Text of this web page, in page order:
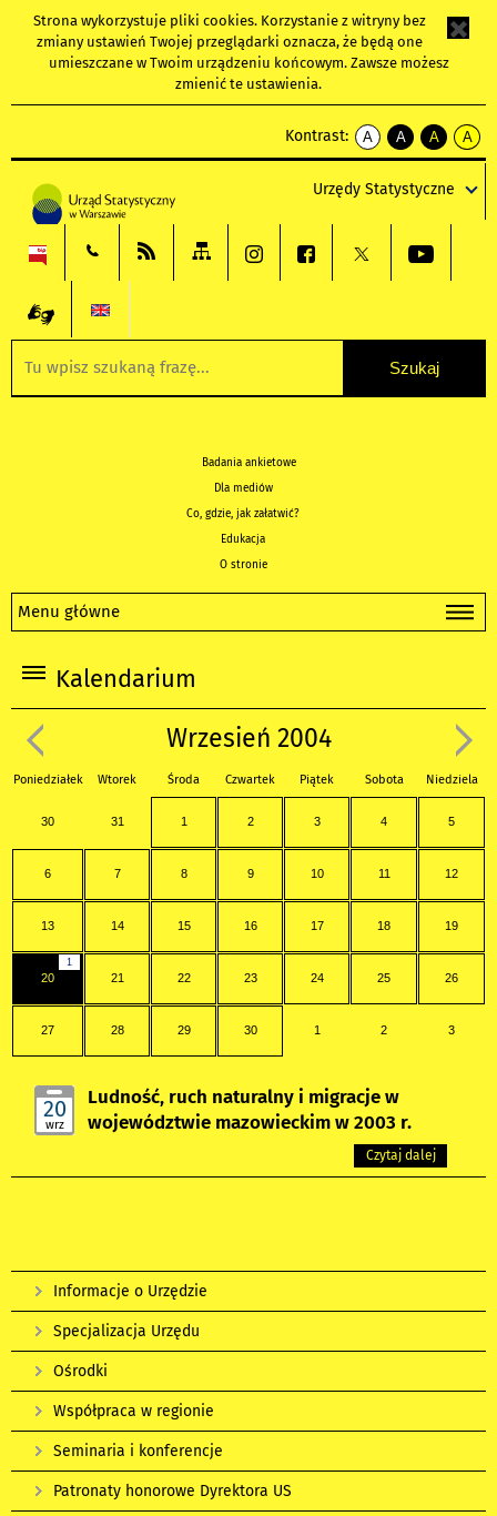
Strona wykorzystuje pliki cookies. Korzystanie z witryny bez
zmiany ustawień Twojej przeglądarki oznacza, że będą one
umieszczane w Twoim urządzeniu końcowym. Zawsze możesz
zmienić te ustawienia.
Kontrast:
A
kontrast
A
kontrast
tekst
czarnym
A
kontrast
tekst
czarnym
A
tekst
żółtym
Urzędy Statystyczne
Badania ankietowe
Dla mediów
Co, gdzie, jak załatwić?
Edukacja
O stronie
Menu główne
Kalendarium
Wrzesień 2004
Poniedziałek Wtorek Środa Czwartek Piątek Sobota Niedziela
30 31 1 2 3 4 5
6 7 8 9 10 11 12
13 14 15 16 17 18 19
1
20 21 22 23 24 25 26
27 28 29 30 1 2 3
20
wrz
Ludność, ruch naturalny i migracje w
województwie mazowieckim w 2003 r.
Czytaj dalej
Informacje o Urzędzie
Specjalizacja Urzędu
Ośrodki
Współpraca w regionie
Seminaria i konferencje
Patronaty honorowe Dyrektora US